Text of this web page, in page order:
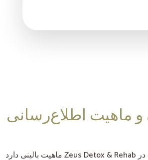
و ماهیت اطلاع‌رسانی
درمان بستری ارائه‌شده در Zeus Detox & Rehab ماهیت بالینی دارد